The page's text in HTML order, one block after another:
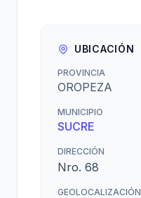
UBICACIÓN
PROVINCIA
OROPEZA
MUNICIPIO
SUCRE
DIRECCIÓN
Nro. 68
GEOLOCALIZACIÓN